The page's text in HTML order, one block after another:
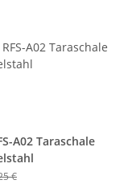
A02 Taraschale
€